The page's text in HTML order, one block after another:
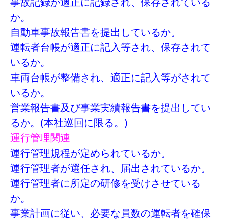
か。
自動車事故報告書を提出しているか。
運転者台帳が適正に記入等され、保存されて
いるか。
車両台帳が整備され、適正に記入等がされて
いるか。
営業報告書及び事業実績報告書を提出してい
るか。(本社巡回に限る。)
運行管理関連
運行管理規程が定められているか。
運行管理者が選任され、届出されているか。
運行管理者に所定の研修を受けさせている
か。
事業計画に従い、必要な員数の運転者を確保